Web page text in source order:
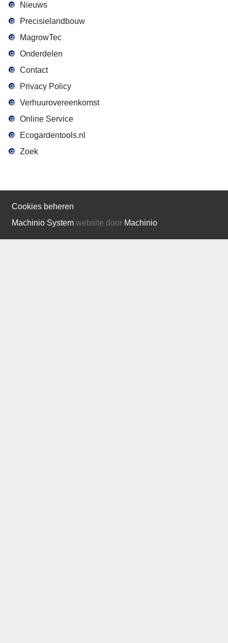
Nieuws
Precisielandbouw
MagrowTec
Onderdelen
Contact
Privacy Policy
Verhuurovereenkomst
Online Service
Ecogardentools.nl
Zoek
Cookies beheren
Machinio System website door Machinio